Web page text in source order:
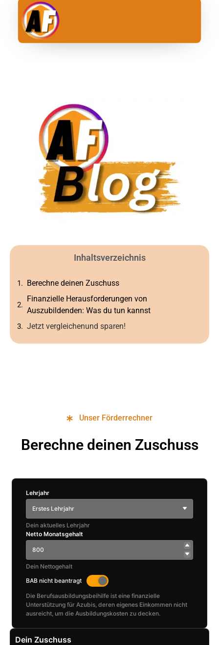
Inhaltsverzeichnis
Berechne deinen Zuschuss
Finanzielle Herausforderungen von
Auszubildenden: Was du tun kannst
Jetzt vergleichenund sparen!
Unser Förderrechner
Berechne deinen Zuschuss
Lehrjahr
Erstes Lehrjahr
Dein aktuelles Lehrjahr
Netto Monatsgehalt
Dein Nettogehalt
BAB nicht beantragt
Die Berufsausbildungsbeihilfe ist eine finanzielle
Unterstützung für Azubis, deren eigenes Einkommen nicht
ausreicht, um die Ausbildungskosten zu decken.
Dein Zuschuss